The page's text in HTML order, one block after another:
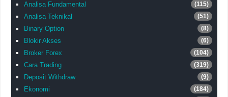
Analisa Fundamental (115)
Analisa Teknikal (51)
Binary Option (8)
Blokir Akses (6)
Broker Forex (104)
Cara Trading (319)
Deposit Withdraw (9)
Ekonomi (184)